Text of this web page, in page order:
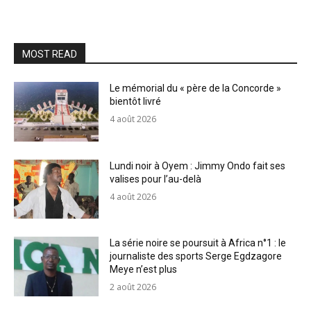
MOST READ
Le mémorial du « père de la Concorde »
bientôt livré
4 août 2026
Lundi noir à Oyem : Jimmy Ondo fait ses
valises pour l’au-delà
4 août 2026
La série noire se poursuit à Africa n°1 : le
journaliste des sports Serge Egdzagore
Meye n’est plus
2 août 2026